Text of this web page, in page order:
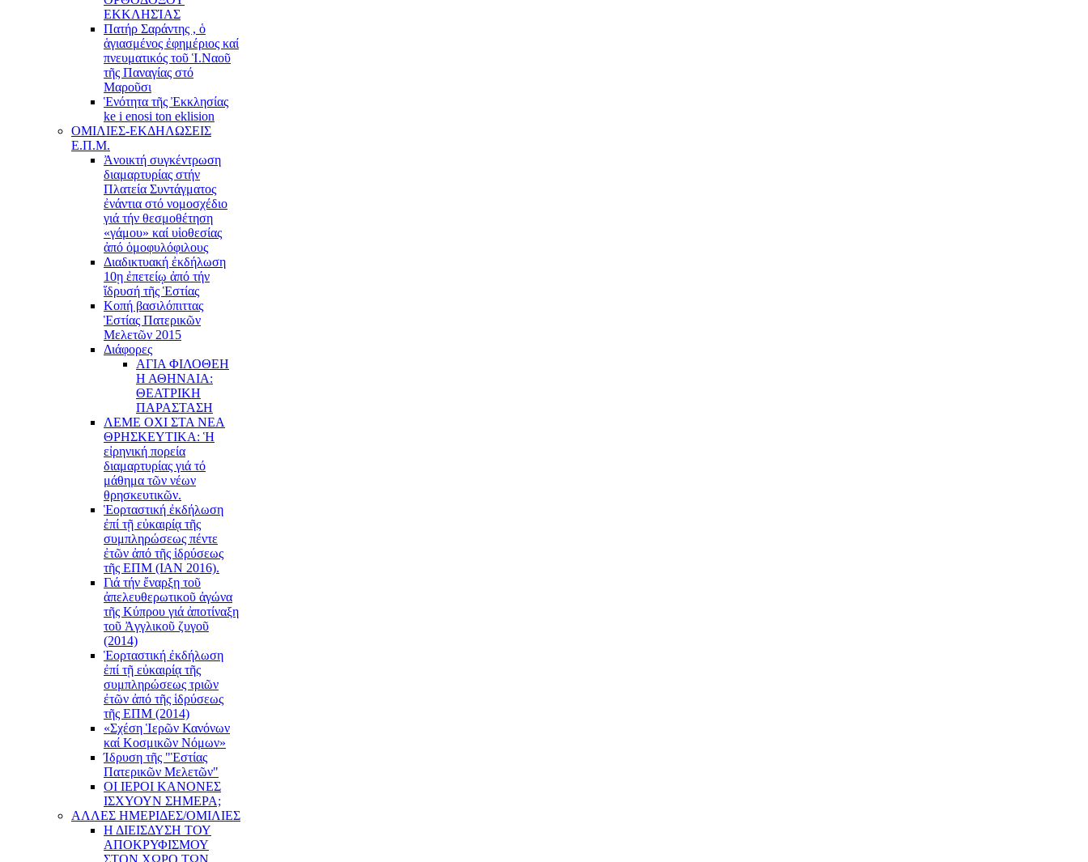
ΕΚΚΛΗΣΊΑΣ
Πατήρ Σαράντης , ὁ
ἁγιασμένος ἐφημέριος καί
πνευματικός τοῦ Ἱ.Ναοῦ
τῆς Παναγίας στό
Μαροῦσι
Ἑνότητα τῆς Ἐκκλησίας
ke i enosi ton eklision
ΟΜΙΛΙΕΣ-ΕΚΔΗΛΩΣΕΙΣ
Ε.Π.Μ.
Ἀνοικτή συγκέντρωση
διαμαρτυρίας στήν
Πλατεία Συντάγματος
ἐνάντια στό νομοσχέδιο
γιά τήν θεσμοθέτηση
«γάμου» καί υἱοθεσίας
ἀπό ὁμοφυλόφιλους
Διαδικτυακή ἐκδήλωση
10ῃ ἐπετείῳ ἀπό τήν
ἵδρυσή τῆς Ἑστίας
Κοπή βασιλόπιττας
Ἑστίας Πατερικῶν
Μελετῶν 2015
Διάφορες
ΑΓΙΑ ΦΙΛΟΘΕΗ
Η ΑΘΗΝΑΙΑ:
ΘΕΑΤΡΙΚΗ
ΠΑΡΑΣΤΑΣΗ
ΛΕΜΕ ΟΧΙ ΣΤΑ ΝΕΑ
ΘΡΗΣΚΕΥΤΙΚΑ: Ἡ
εἰρηνική πορεία
διαμαρτυρίας γιά τό
μάθημα τῶν νέων
θρησκευτικῶν.
Ἑορταστική ἐκδήλωση
ἐπί τῇ εὐκαιρίᾳ τῆς
συμπληρώσεως πέντε
ἐτῶν ἀπό τῆς ἱδρύσεως
τῆς ΕΠΜ (ΙΑΝ 2016).
Γιά τήν ἔναρξη τοῦ
ἀπελευθερωτικοῦ ἀγώνα
τῆς Κύπρου γιά ἀποτίναξη
τοῦ Ἀγγλικοῦ ζυγοῦ
(2014)
Ἑορταστική ἐκδήλωση
ἐπί τῇ εὐκαιρίᾳ τῆς
συμπληρώσεως τριῶν
ἐτῶν ἀπό τῆς ἱδρύσεως
τῆς ΕΠΜ (2014)
«Σχέση Ἱερῶν Κανόνων
καί Κοσμικῶν Νόμων»
Ίδρυση τῆς "Ἑστίας
Πατερικῶν Μελετῶν"
ΟΙ ΙΕΡΟΙ ΚΑΝΟΝΕΣ
ΙΣΧΥΟΥΝ ΣΗΜΕΡΑ;
ΑΛΛΕΣ ΗΜΕΡΙΔΕΣ/ΟΜΙΛΙΕΣ
Η ΔΙΕΙΣΔΥΣΗ ΤΟΥ
ΑΠΟΚΡΥΦΙΣΜΟΥ
ΣΤΟΝ ΧΩΡΟ ΤΩΝ